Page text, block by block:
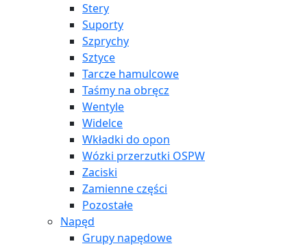
Stery
Suporty
Szprychy
Sztyce
Tarcze hamulcowe
Taśmy na obręcz
Wentyle
Widelce
Wkładki do opon
Wózki przerzutki OSPW
Zaciski
Zamienne części
Pozostałe
Napęd
Grupy napędowe